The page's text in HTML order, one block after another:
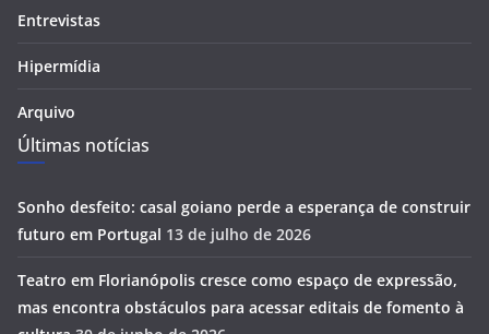
Entrevistas
Hipermídia
Arquivo
Últimas notícias
Sonho desfeito: casal goiano perde a esperança de construir
futuro em Portugal 13 de julho de 2026
Teatro em Florianópolis cresce como espaço de expressão,
mas encontra obstáculos para acessar editais de fomento à